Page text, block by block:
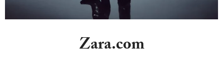
Zara.com